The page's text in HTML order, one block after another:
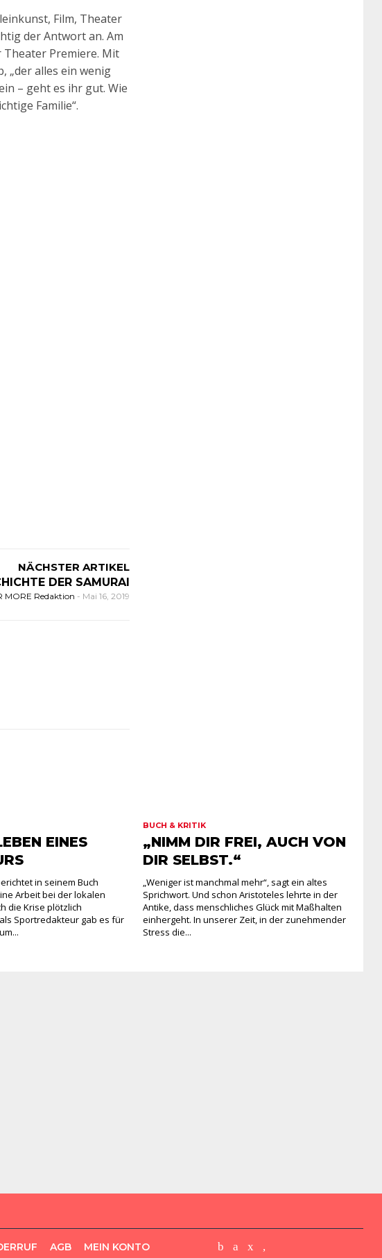
Film, Theater
der Antwort an. Am
Theater Premiere. Mit
„der alles ein wenig
– geht es ihr gut. Wie
Familie“.
NÄCHSTER ARTIKEL
DER SAMURAI
MORE Redaktion - Mai 16, 2019
EINES
in seinem Buch
Arbeit bei der lokalen
die Krise plötzlich
Sportredakteur gab es für
BUCH & KRITIK
„NIMM DIR FREI, AUCH VON
DIR SELBST.“
„Weniger ist manchmal mehr“, sagt ein altes
Sprichwort. Und schon Aristoteles lehrte in der
Antike, dass menschliches Glück mit Maßhalten
einhergeht. In unserer Zeit, in der zunehmender
Stress die...
AGB MEIN KONTO